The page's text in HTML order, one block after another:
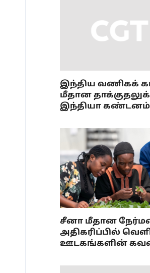
இந்திய வணிகக்
மீதான
இந்தியா கண்டனம்
சீனா மீதான
அதிகரிப்பில்
ஊடகங்களின்